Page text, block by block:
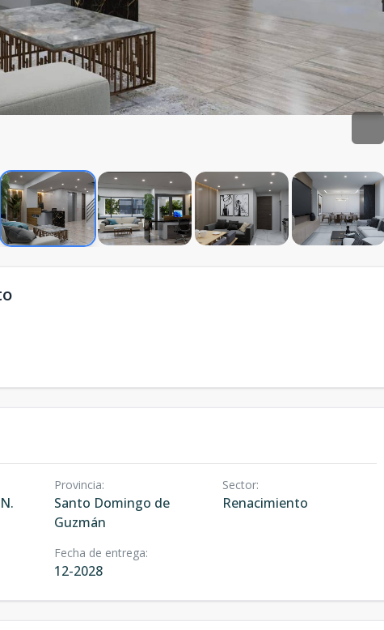
Provincia:
Santo Domingo de
Guzmán
Sector:
Renacimiento
Fecha de entrega:
12-2028